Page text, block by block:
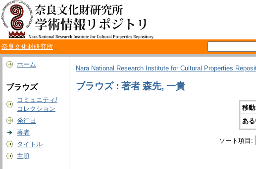
奈良文化財研究所
ホーム
ブラウズ
コミュニティ/
コレクション
発行日
著者
タイトル
主題
Nara National Research Institute for Cultural Properties
ブラウズ : 著者 森先, 一貴
移動:
あ
ソート項目: